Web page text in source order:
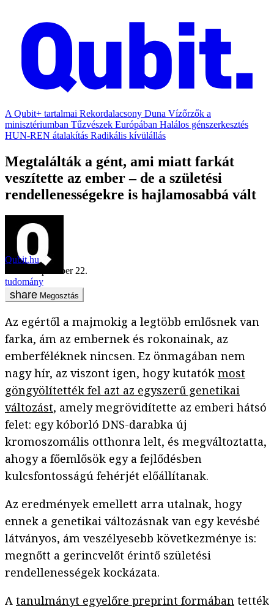
A Qubit+ tartalmai Rekordalacsony Duna Vízőrzők a
minisztériumban Tűzvészek Európában Halálos génszerkesztés
HUN-REN átalakítás Radikális kívülállás
Megtalálták a gént, ami miatt farkát
veszítette az ember – de a születési
rendellenességekre is hajlamosabbá vált
Qubit.hu
2021. szeptember 22.
tudomány
Megosztás
Az egértől a majmokig a legtöbb emlősnek van
farka, ám az embernek és rokonainak, az
emberféléknek nincsen. Ez önmagában nem
nagy hír, az viszont igen, hogy kutatók most
göngyölítették fel azt az egyszerű genetikai
változást, amely megrövidítette az emberi hátsó
felet: egy kóborló DNS-darabka új
kromoszomális otthonra lelt, és megváltoztatta,
ahogy a főemlősök egy a fejlődésben
kulcsfontosságú fehérjét előállítanak.
Az eredmények emellett arra utalnak, hogy
ennek a genetikai változásnak van egy kevésbé
látványos, ám veszélyesebb következménye is:
megnőtt a gerincvelőt érintő születési
rendellenességek kockázata.
A tanulmányt egyelőre preprint formában tették